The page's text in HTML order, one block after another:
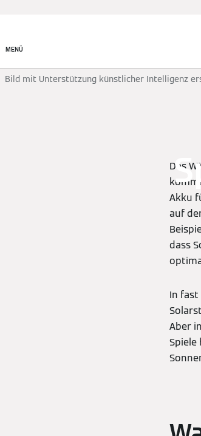
MENÜ
Bild mit Unterstützung künstlicher Intelligenz
Das
Akku
auf
dass
In
Aber